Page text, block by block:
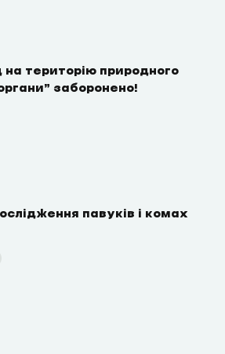
на територію природного
заборонено!
павуків і комах